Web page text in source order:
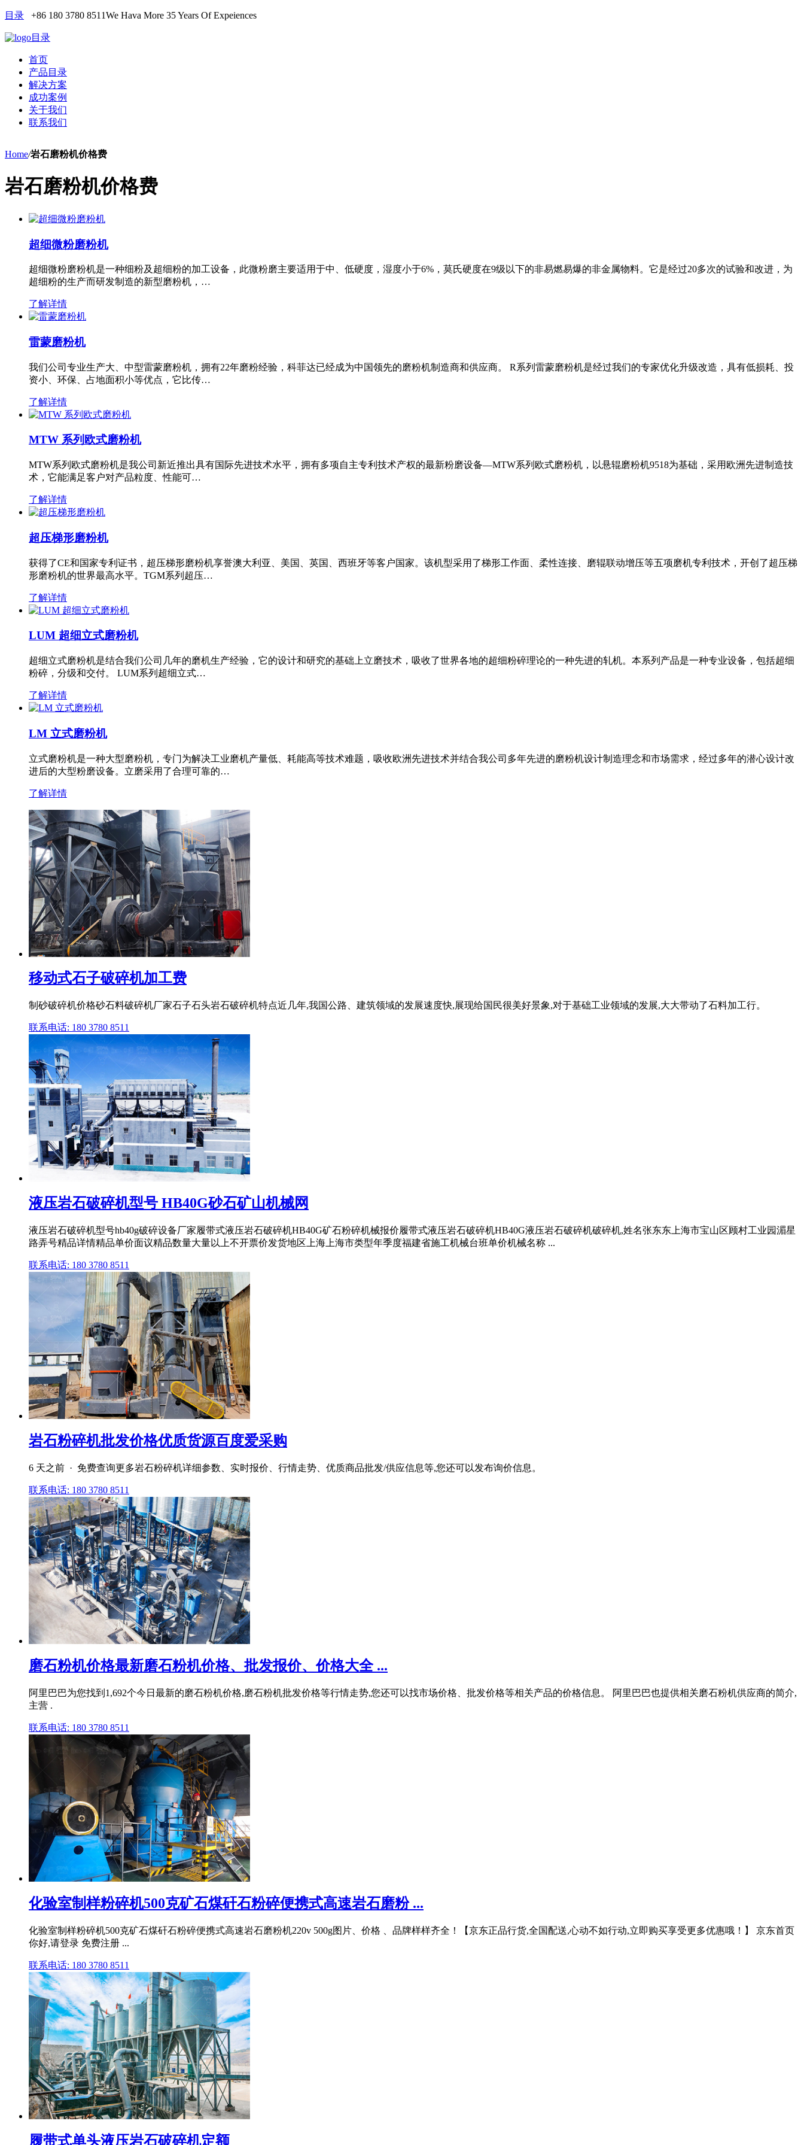
目录 +86 180 3780 8511We Hava More 35 Years Of Expeiences
目录
首页
产品目录
解决方案
成功案例
关于我们
联系我们
Home/岩石磨粉机价格费
岩石磨粉机价格费
超细微粉磨粉机
超细微粉磨粉机是一种细粉及超细粉的加工设备，此微粉磨主要适用于中、低硬度，湿度小于6%，莫氏硬度在9级以下的非易燃易爆的非金属物料。它是经过20多次的试验和改进，为
超细粉的生产而研发制造的新型磨粉机，…
了解详情
雷蒙磨粉机
我们公司专业生产大、中型雷蒙磨粉机，拥有22年磨粉经验，科菲达已经成为中国领先的磨粉机制造商和供应商。 R系列雷蒙磨粉机是经过我们的专家优化升级改造，具有低损耗、投
资小、环保、占地面积小等优点，它比传…
了解详情
MTW 系列欧式磨粉机
MTW系列欧式磨粉机是我公司新近推出具有国际先进技术水平，拥有多项自主专利技术产权的最新粉磨设备—MTW系列欧式磨粉机，以悬辊磨粉机9518为基础，采用欧洲先进制造技
术，它能满足客户对产品粒度、性能可…
了解详情
超压梯形磨粉机
获得了CE和国家专利证书，超压梯形磨粉机享誉澳大利亚、美国、英国、西班牙等客户国家。该机型采用了梯形工作面、柔性连接、磨辊联动增压等五项磨机专利技术，开创了超压梯
形磨粉机的世界最高水平。TGM系列超压…
了解详情
LUM 超细立式磨粉机
超细立式磨粉机是结合我们公司几年的磨机生产经验，它的设计和研究的基础上立磨技术，吸收了世界各地的超细粉碎理论的一种先进的轧机。本系列产品是一种专业设备，包括超细
粉碎，分级和交付。 LUM系列超细立式…
了解详情
LM 立式磨粉机
立式磨粉机是一种大型磨粉机，专门为解决工业磨机产量低、耗能高等技术难题，吸收欧洲先进技术并结合我公司多年先进的磨粉机设计制造理念和市场需求，经过多年的潜心设计改
进后的大型粉磨设备。立磨采用了合理可靠的…
了解详情
移动式石子破碎机加工费
制砂破碎机价格砂石料破碎机厂家石子石头岩石破碎机特点近几年,我国公路、建筑领域的发展速度快,展现给国民很美好景象,对于基础工业领域的发展,大大带动了石料加工行。
联系电话: 180 3780 8511
液压岩石破碎机型号 HB40G砂石矿山机械网
液压岩石破碎机型号hb40g破碎设备厂家履带式液压岩石破碎机HB40G矿石粉碎机械报价履带式液压岩石破碎机HB40G液压岩石破碎机破碎机,姓名张东东上海市宝山区顾村工业园湄星
路弄号精品详情精品单价面议精品数量大量以上不开票价发货地区上海上海市类型年季度福建省施工机械台班单价机械名称 ...
联系电话: 180 3780 8511
岩石粉碎机批发价格优质货源百度爱采购
6 天之前 · 免费查询更多岩石粉碎机详细参数、实时报价、行情走势、优质商品批发/供应信息等,您还可以发布询价信息。
联系电话: 180 3780 8511
磨石粉机价格最新磨石粉机价格、批发报价、价格大全 ...
阿里巴巴为您找到1,692个今日最新的磨石粉机价格,磨石粉机批发价格等行情走势,您还可以找市场价格、批发价格等相关产品的价格信息。 阿里巴巴也提供相关磨石粉机供应商的简介,
主营 .
联系电话: 180 3780 8511
化验室制样粉碎机500克矿石煤矸石粉碎便携式高速岩石磨粉 ...
化验室制样粉碎机500克矿石煤矸石粉碎便携式高速岩石磨粉机220v 500g图片、价格 、品牌样样齐全！【京东正品行货,全国配送,心动不如行动,立即购买享受更多优惠哦！】 京东首页
你好,请登录 免费注册 ...
联系电话: 180 3780 8511
履带式单头液压岩石破碎机定额